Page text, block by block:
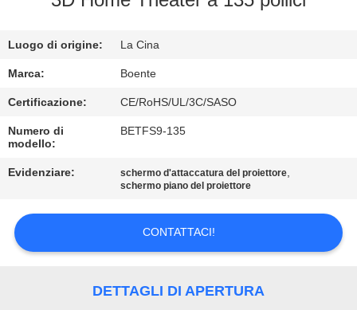
QUALITÀ
CONTATTICI
NOTIZIE
CONFERENCE
Luogo di origine: La Cina
Marca: Boente
Certificazione: CE/RoHS/UL/3C/SASO
Numero di
modello:
BETFS9-135
Evidenziare: schermo d'attaccatura del proiettore,
schermo piano del proiettore
CONTATTACI!
DETTAGLI DI APERTURA